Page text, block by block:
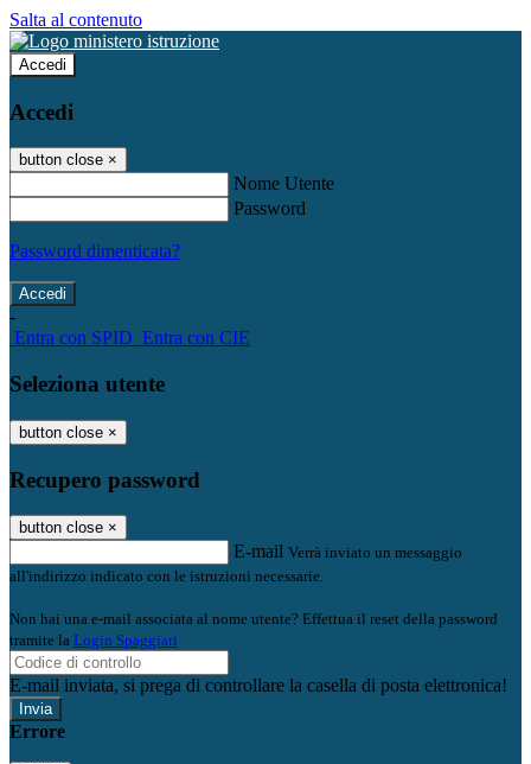
Salta al contenuto
Accedi
Accedi
button close ×
Nome Utente
Password
Password dimenticata?
-
Entra con SPID Entra con CIE
Seleziona utente
button close ×
Recupero password
button close ×
E-mail Verrà inviato un messaggio
all'indirizzo indicato con le istruzioni necessarie.
Non hai una e-mail associata al nome utente? Effettua il reset della password
tramite la Login Spaggiari
E-mail inviata, si prega di controllare la casella di posta elettronica!
Errore